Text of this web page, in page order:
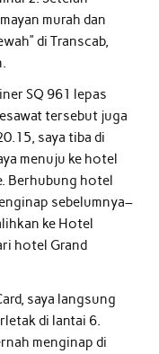
murah dan
di Transcab,
SQ 961 lepas
tersebut juga
saya tiba di
menuju ke hotel
Berhubung hotel
sebelumnya–
ke Hotel
hotel Grand
saya langsung
di lantai 6.
menginap di